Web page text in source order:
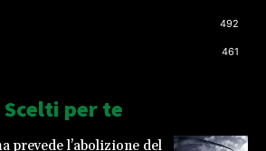
492
461
Scelti per te
prevede l’abolizione del